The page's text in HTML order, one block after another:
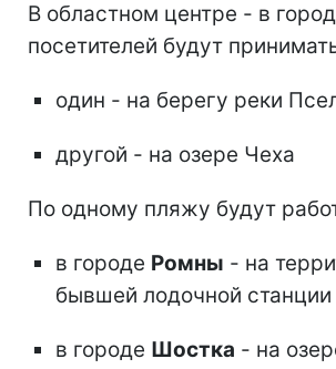
В областном центре - в
посетителей будут
один - на берегу реки
другой - на озере Чеха
По одному пляжу будут
в городе Ромны - на
бывшей лодочной станции
в городе Шостка - на